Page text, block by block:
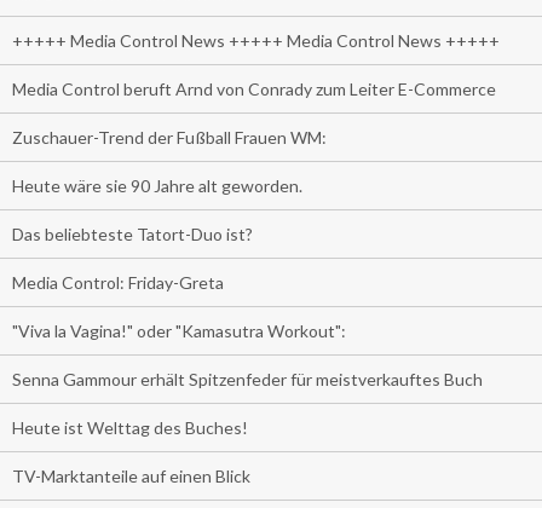
+++++ Media Control News +++++ Media Control News +++++
Media Control beruft Arnd von Conrady zum Leiter E-Commerce
Zuschauer-Trend der Fußball Frauen WM:
Heute wäre sie 90 Jahre alt geworden.
Das beliebteste Tatort-Duo ist?
Media Control: Friday-Greta
"Viva la Vagina!" oder "Kamasutra Workout":
Senna Gammour erhält Spitzenfeder für meistverkauftes Buch
Heute ist Welttag des Buches!
TV-Marktanteile auf einen Blick